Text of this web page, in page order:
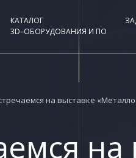
КАТАЛОГ
3D–ОБОРУДОВАНИЯ И ПО
на выставке
на